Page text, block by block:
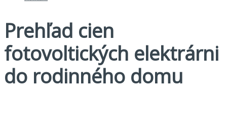
Prehľad cien
fotovoltických elektrárni
do rodinného domu